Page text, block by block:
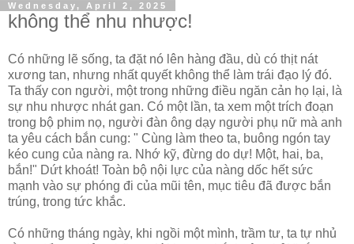
Wednesday, April 2, 2025
không thể nhu nhược!
Có những lẽ sống, ta đặt nó lên hàng đầu, dù có thịt nát
xương tan, nhưng nhất quyết không thể làm trái đạo lý đó.
Ta thấy con người, một trong những điều ngăn cản họ lại, là
sự nhu nhược nhát gan. Có một lần, ta xem một trích đoạn
trong bộ phim nọ, người đàn ông dạy người phụ nữ mà anh
ta yêu cách bắn cung: " Cùng làm theo ta, buông ngón tay
kéo cung của nàng ra. Nhớ kỹ, đừng do dự! Một, hai, ba,
bắn!" Dứt khoát! Toàn bộ nội lực của nàng dốc hết sức
mạnh vào sự phóng đi của mũi tên, mục tiêu đã được bắn
trúng, trong tức khắc.
Có những tháng ngày, khi ngồi một mình, trầm tư, ta tự nhủ